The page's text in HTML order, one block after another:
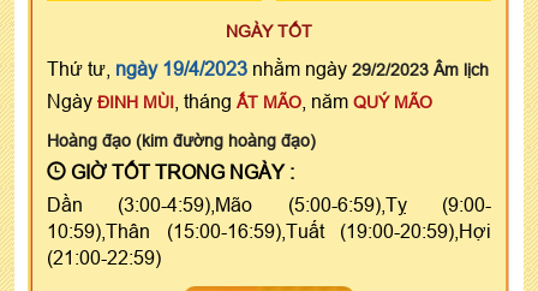
NGÀY TỐT
Thứ tư, ngày 19/4/2023 nhằm ngày 29/2/2023 Âm lịch
Ngày ĐINH MÙI , tháng ẤT MÃO , năm QUÝ MÃO
Hoàng đạo (kim đường hoàng đạo)
GIỜ TỐT TRONG NGÀY :
Dần (3:00-4:59),Mão (5:00-6:59),Tỵ (9:00-
10:59),Thân (15:00-16:59),Tuất (19:00-20:59),Hợi
(21:00-22:59)